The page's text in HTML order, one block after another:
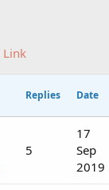
Link
Replies Date
5
17
Sep
2019